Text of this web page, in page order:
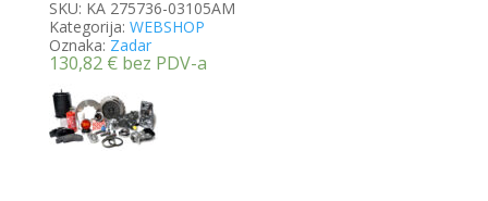
SKU: KA 275736-03105AM
Kategorija: WEBSHOP
Oznaka: Zadar
130,82 € bez PDV-a